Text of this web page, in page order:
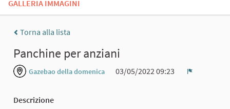
GALLERIA IMMAGINI
Torna alla lista
Panchine per anziani
Gazebao della domenica
03/05/2022 09:23
Descrizione